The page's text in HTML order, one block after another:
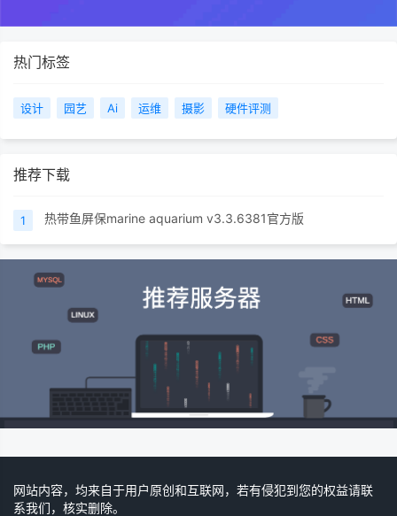
热门标签
设计 园艺 Ai 运维 摄影 硬件评测
推荐下载
1 热带鱼屏保marine aquarium v3.3.6381官方版
网站内容，均来自于用户原创和互联网，若有侵犯到您的权益请联
系我们，核实删除。